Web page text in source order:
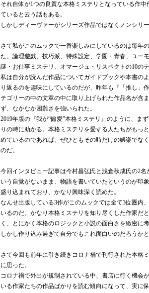
それ自体が1つの良質な本格ミステリとなっている作
ていると云う話もある。
しかしディーヴァーがシリーズ作品ではなくノンシリ
さて私がこのムックで一番楽しみにしているのは毎年
た。論理遊戯、技巧派、特殊設定、学園・青春、ユー
謎・お仕事ミステリ、オマージュ・リスペクトの10の
私は自分が読んだ作品についてガイドブックや本書の
り返るのを趣味にしているのだが、昨年も『「推し」
テゴリーの中の文章の中に取り上げられた作品名が含
ず、なかなか困難さを強いられた。
2019年版の『我が“偏愛”本格ミステリ』のように、ま
りの時に助かる。本格ミステリを愛する人たちがもっ
めているのであれば、ぜひともその時だけの娯楽でな
のだ。
今回インタビュー記事は今村昌弘氏と浅倉秋成氏の2
いう自覚がないまま、物語を書いていたというのが印
盛り込まれており、かなり興味深く読めた。
なんせ出版している3作がこのムックでは全て3位圏内
いるのだ。かなり本格ミステリを知り尽くした作家だ
く、とにかく本格のロジックと小説の面白さを緻密に
しかし作り込み過ぎて自分でもこれ面白いのだろうか
さて今回も前年に引き続きコロナ禍で刊行された本格
に思った。
コロナ禍で外出が規制されている中、書店に行く機会
いる作家たちの作品ばかりを読む傾向になって、実に